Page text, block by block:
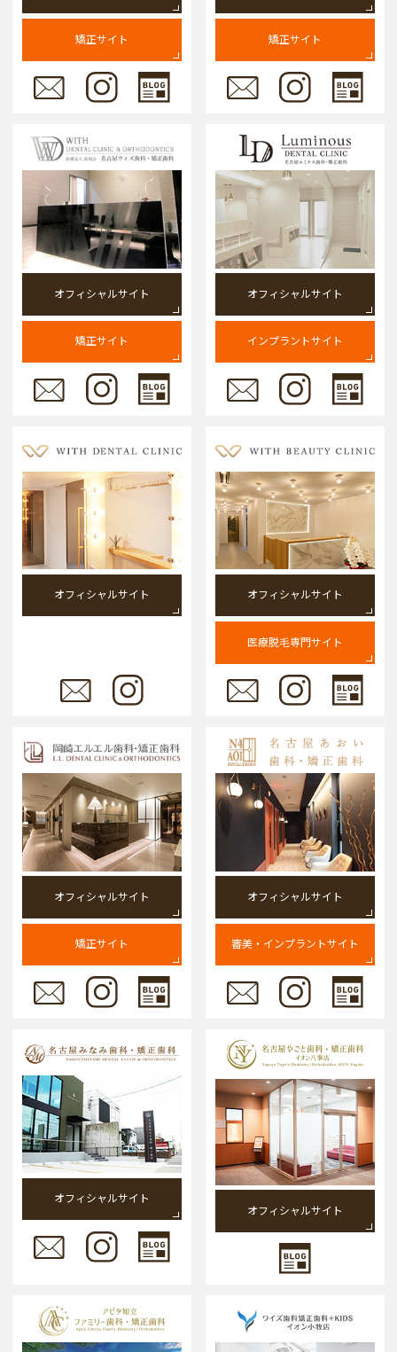
矯正サイト 矯正サイト
オフィシャルサイト
矯正サイト
オフィシャルサイト
インプラントサイト
オフィシャルサイト オフィシャルサイト
医療脱毛専門サイト
オフィシャルサイト
矯正サイト
オフィシャルサイト
審美・インプラントサイト
オフィシャルサイト
オフィシャルサイト